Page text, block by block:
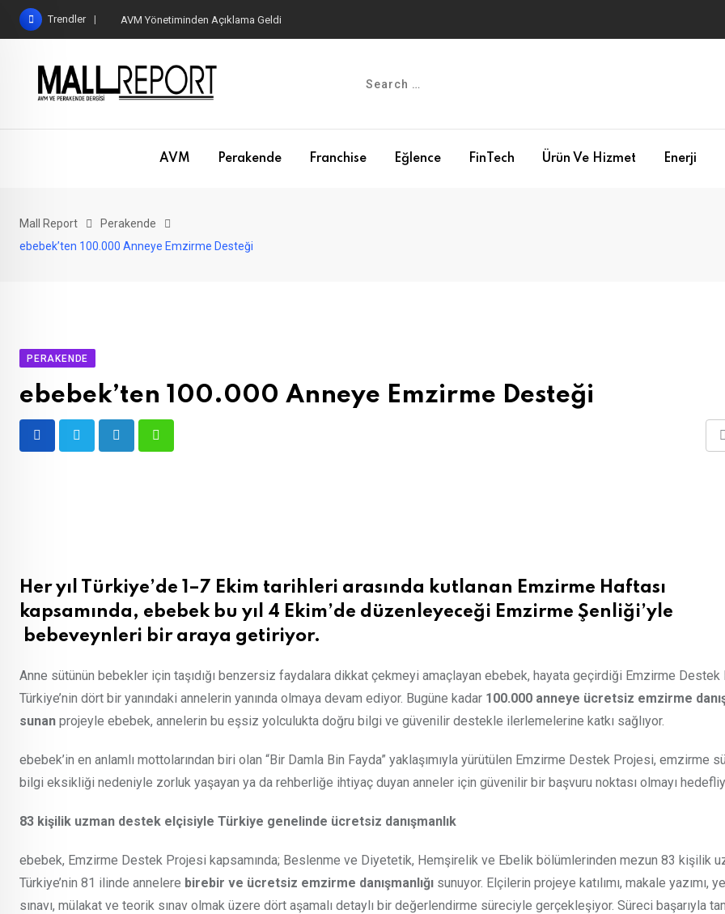
Skip
Trendler AVM Yönetiminden Açıklama Geldi
AVM Perakende Franchise Eğlence FinTech Ürün Ve Hizmet Enerji
Mall Report
Perakende
ebebek’ten 100.000 Anneye Emzirme Desteği
PERAKENDE
ebebek’ten 100.000 Anneye Emzirme Desteği
Her yıl Türkiye’de 1–7 Ekim tarihleri arasında kutlanan Emzirme Haftası
kapsamında, ebebek bu yıl 4 Ekim’de düzenleyeceği Emzirme Şenliği’yle
bebeveynleri bir araya getiriyor.
Anne sütünün bebekler için taşıdığı benzersiz faydalara dikkat çekmeyi amaçlayan ebebek, hayata geçirdiği Emzirme Destek
Türkiye’nin dört bir yanındaki annelerin yanında olmaya devam ediyor. Bugüne kadar 100.000 anneye ücretsiz emzirme
sunan projeyle ebebek, annelerin bu eşsiz yolculukta doğru bilgi ve güvenilir destekle ilerlemelerine katkı sağlıyor.
ebebek’in en anlamlı mottolarından biri olan “Bir Damla Bin Fayda” yaklaşımıyla yürütülen Emzirme Destek Projesi, emzirme
bilgi eksikliği nedeniyle zorluk yaşayan ya da rehberliğe ihtiyaç duyan anneler için güvenilir bir başvuru noktası olmayı
83 kişilik uzman destek elçisiyle Türkiye genelinde ücretsiz danışmanlık
ebebek, Emzirme Destek Projesi kapsamında; Beslenme ve Diyetetik, Hemşirelik ve Ebelik bölümlerinden mezun 83 kişilik
Türkiye’nin 81 ilinde annelere birebir ve ücretsiz emzirme danışmanlığı sunuyor. Elçilerin projeye katılımı, makale yazımı,
sınavı, mülakat ve teorik sınav olmak üzere dört aşamalı detaylı bir değerlendirme süreciyle gerçekleşiyor. Süreci başarıyla